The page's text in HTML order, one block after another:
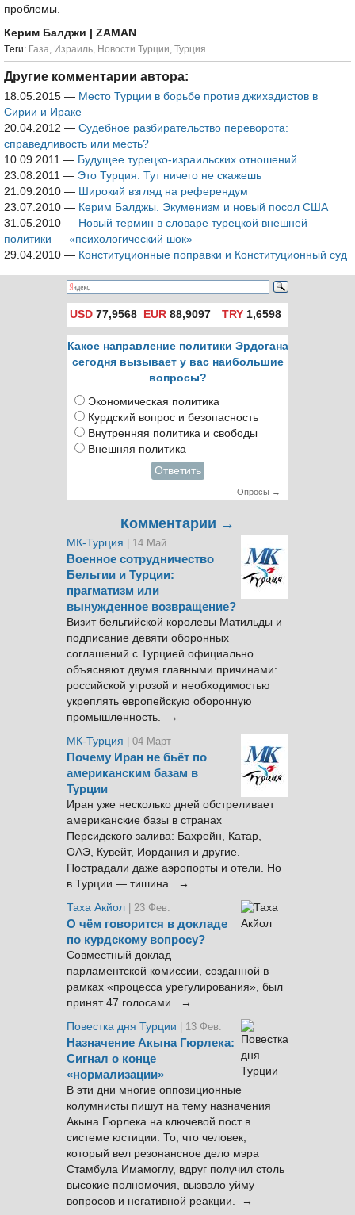
проблемы.
Керим Балджи
| ZAMAN
Tеги: Газа, Израиль, Новости Турции, Турция
Другие комментарии автора:
18.05.2015 — Место Турции в борьбе против джихадистов в
Сирии и Ираке
20.04.2012 — Судебное разбирательство переворота:
справедливость или месть?
10.09.2011 — Будущее турецко-израильских отношений
23.08.2011 — Это Турция. Тут ничего не скажешь
21.09.2010 — Широкий взгляд на референдум
23.07.2010 — Керим Балджы. Экуменизм и новый посол США
31.05.2010 — Новый термин в словаре турецкой внешней
политики — «психологический шок»
29.04.2010 — Конституционные поправки и Конституционный суд
USD 77,9568 EUR 88,9097 TRY1,6598
Какое направление политики Эрдогана
сегодня вызывает у вас наибольшие
вопросы?
Экономическая политика
Курдский вопрос и безопасность
Внутренняя политика и свободы
Внешняя политика
Ответить
Опросы →
Комментарии →
МК-Турция | 14 Май
Военное сотрудничество
Бельгии и Турции:
прагматизм или
вынужденное возвращение?
Визит бельгийской королевы Матильды и
подписание девяти оборонных
соглашений с Турцией официально
объясняют двумя главными причинами:
российской угрозой и необходимостью
укреплять европейскую оборонную
промышленность. →
МК-Турция
| 04 Март
Почему Иран не бьёт по
американским базам в
Турции
Иран уже несколько дней обстреливает
американские базы в странах
Персидского залива: Бахрейн, Катар,
ОАЭ, Кувейт, Иордания и другие.
Пострадали даже аэропорты и отели. Но
в Турции — тишина. →
Таха Акйол | 23 Фев.
О чём говорится в докладе
по курдскому вопросу?
Совместный доклад
парламентской комиссии, созданной в
рамках «процесса урегулирования», был
принят 47 голосами. →
Повестка дня Турции
| 13 Фев.
Назначение Акына Гюрлека:
Сигнал о конце
«нормализации»
В эти дни многие оппозиционные
колумнисты пишут на тему назначения
Акына Гюрлека на ключевой пост в
системе юстиции. То, что человек,
который вел резонансное дело мэра
Стамбула Имамоглу, вдруг получил столь
высокие полномочия, вызвало уйму
вопросов и негативной реакции. →